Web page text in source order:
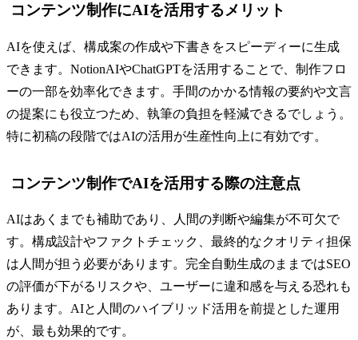
コンテンツ制作にAIを活用するメリット
AIを使えば、構成案の作成や下書きをスピーディーに生成
できます。NotionAIやChatGPTを活用することで、制作フロ
ーの一部を効率化できます。手間のかかる情報の要約や文言
の提案にも役立つため、執筆の負担を軽減できるでしょう。
特に初稿の段階ではAIの活用が生産性向上に有効です。
コンテンツ制作でAIを活用する際の注意点
AIはあくまでも補助であり、人間の判断や編集が不可欠で
す。構成設計やファクトチェック、最終的なクオリティ担保
は人間が担う必要があります。完全自動生成のままではSEO
の評価が下がるリスクや、ユーザーに違和感を与える恐れも
あります。AIと人間のハイブリッド活用を前提とした運用
が、最も効果的です。